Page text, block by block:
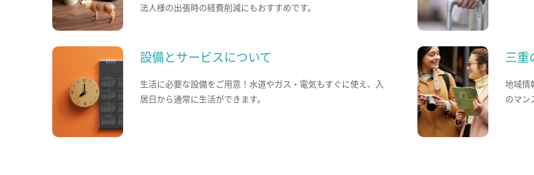
法人様の出張時の経費削減にもおすすめです。
設備とサービスについて
生活に必要な設備をご用意！水道やガス・電気もすぐに使え、入
居日から通常に生活ができます。
三重
地域情
のマン